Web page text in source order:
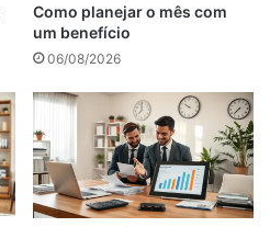
Como planejar o mês com
um benefício
06/08/2026